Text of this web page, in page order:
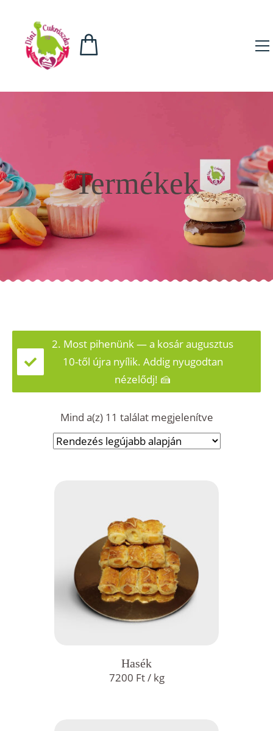
Termékek
2. Most pihenünk — a kosár augusztus
10-től újra nyílik. Addig nyugodtan
nézelődj! 🍰
Mind a(z) 11 találat megjelenítveSorted
by
latest
Hasék
7200 Ft/ kg